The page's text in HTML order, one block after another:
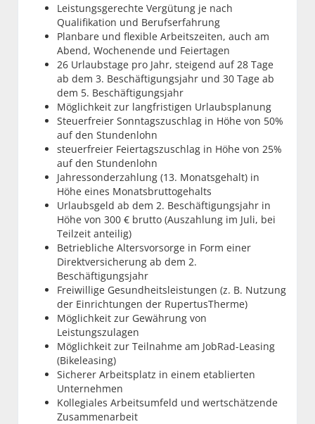
Leistungsgerechte Vergütung je nach
Qualifikation und Berufserfahrung
Planbare und flexible Arbeitszeiten, auch am
Abend, Wochenende und Feiertagen
26 Urlaubstage pro Jahr, steigend auf 28 Tage
ab dem 3. Beschäftigungsjahr und 30 Tage ab
dem 5. Beschäftigungsjahr
Möglichkeit zur langfristigen Urlaubsplanung
Steuerfreier Sonntagszuschlag in Höhe von 50%
auf den Stundenlohn
steuerfreier Feiertagszuschlag in Höhe von 25%
auf den Stundenlohn
Jahressonderzahlung (13. Monatsgehalt) in
Höhe eines Monatsbruttogehalts
Urlaubsgeld ab dem 2. Beschäftigungsjahr in
Höhe von 300 € brutto (Auszahlung im Juli, bei
Teilzeit anteilig)
Betriebliche Altersvorsorge in Form einer
Direktversicherung ab dem 2.
Beschäftigungsjahr
Freiwillige Gesundheitsleistungen (z. B. Nutzung
der Einrichtungen der RupertusTherme)
Möglichkeit zur Gewährung von
Leistungszulagen
Möglichkeit zur Teilnahme am JobRad-Leasing
(Bikeleasing)
Sicherer Arbeitsplatz in einem etablierten
Unternehmen
Kollegiales Arbeitsumfeld und wertschätzende
Zusammenarbeit